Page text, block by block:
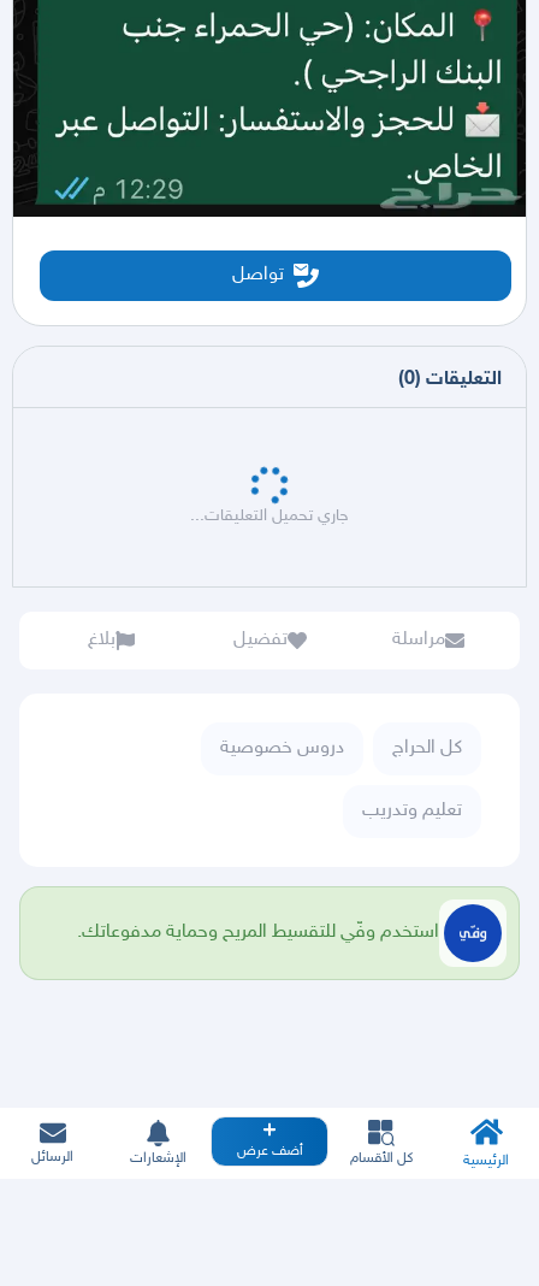
تواصل
التعليقات (
0
)
جاري تحميل التعليقات...
مراسلة تفضيل بلاغ
كل الحراج دروس خصوصية
تعليم وتدريب
استخدم وفّي للتقسيط المريح وحماية مدفوعاتك.
الرئيسية كل الأقسام أضف عرض الإشعارات الرسائل